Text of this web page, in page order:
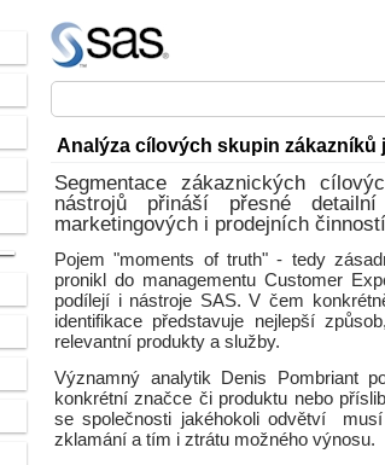
Analýza cílových skupin zákazníků
Segmentace zákaznických
nástrojů přináší přesné
marketingových i prodejních
Pojem "moments of truth" - tedy
pronikl do managementu Customer
podílejí i nástroje SAS. V čem
identifikace představuje nejlepší
relevantní produkty a služby.
Významný analytik Denis Pombriant
konkrétní značce či produktu nebo
se společnosti jakéhokoli odvětví
zklamání a tím i ztrátu možného výnosu.